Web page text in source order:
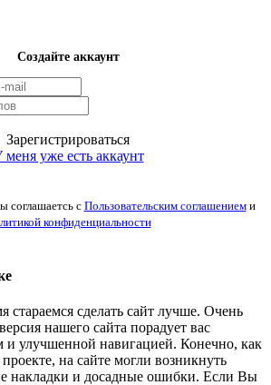
Создайте аккаунт
Зарегистрироваться
меня уже есть аккаунт
соглашаетсь с Пользовательским соглашениеми
конфиденциальности
стараемся сделать сайт лучше. Очень
нашего сайта порадует вас
и улучшенной навигацией. Конечно, как
на сайте могли возникнуть
накладки и досадные ошибки. Если Вы